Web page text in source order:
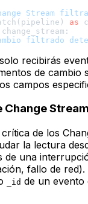
Stream
as
change_stream:
filtrado
recibirás
de cambio
campos
Change
de los
la lectura
de una
fallo de
_id de un evento